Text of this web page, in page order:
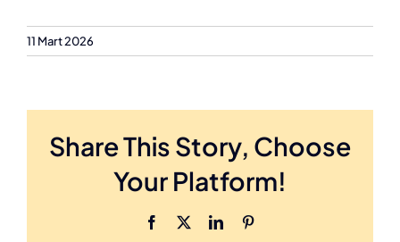
11 Mart 2026
Share This Story, Choose
Your Platform!
Facebook LinkedIn